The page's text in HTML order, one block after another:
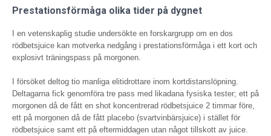
Prestationsförmåga olika tider på dygnet
I en vetenskaplig studie undersökte en forskargrupp om en dos
rödbetsjuice kan mot­verka nedgång i prestations­förmåga i ett kort och
explosivt träningspass på morgonen.
I försöket deltog tio manliga elitidrottare inom kort­distanslöpning.
Deltagarna fick genomföra tre pass med likadana fysiska tester; ett på
morgonen då de fått en shot koncentrerad rödbetsjuice 2 timmar före,
ett på morgonen då de fått placebo (svartvinbärsjuice) i stället för
rödbets­juice samt ett på efter­middagen utan något tillskott av juice.